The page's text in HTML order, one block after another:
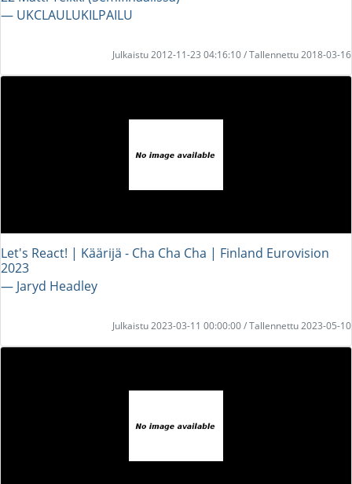
― UKCLAULUKILPAILU
Julkaistu 2012-11-23 04:16:10 / Tallennettu 2018-03-16
Let's React! | Käärijä - Cha Cha Cha | Finland Eurovision
2023
― Jaryd Headley
Julkaistu 2023-03-11 00:00:00 / Tallennettu 2023-05-10